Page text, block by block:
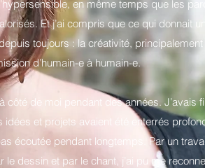
en même temps que les
Et j’ai compris que ce qui donnait
toujours : la créativité, principalement
d’humain-e à humain-e.
côté de moi pendant des années. J’avais
et projets avaient été enterrés
écoutée pendant longtemps. Par un
le dessin et par le chant, j’ai pu me